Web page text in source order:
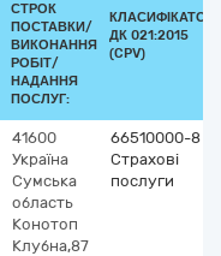
СТРОК
ПОСТАВКИ/
ВИКОНАННЯ
РОБІТ/
НАДАННЯ
ПОСЛУГ:
КЛАСИФІКАТОР
ДК 021:2015
(CPV)
41600
Україна
Сумська
область
Конотоп
Клубна,87
66510000-8
Страхові
послуги